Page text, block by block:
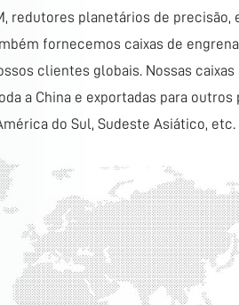
Drive Co., Ltd
Ltd foi estabelecida em 1995 e tem
de diversos tipos de redutores e
Nossos principais
fim, caixas de engrenagens
redutores planetários de precisão,
fornecemos caixas de
clientes globais. Nossas caixas
a China e exportadas para outros
do Sul, Sudeste Asiático, etc.